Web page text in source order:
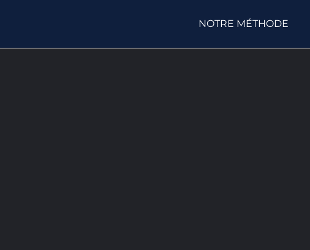
NOTRE MÉTHODE